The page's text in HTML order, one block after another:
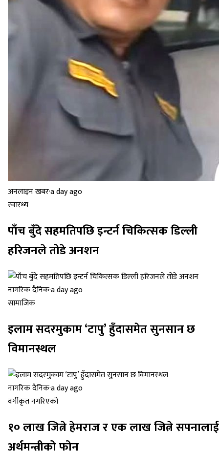
अनलाइन खबर·a day ago
स्वास्थ्य
पाँच बुँदे सहमतिपछि इन्टर्न चिकित्सक डिल्ली
हरिजनले तोडे अनशन
नागरिक दैनिक·a day ago
सामाजिक
इलाम सदरमुकाम ‘टापु’ हुँदासमेत सुनसान छ
विमानस्थल
नागरिक दैनिक·a day ago
वर्गीकृत नगरिएको
१० लाख जित्ने हेमराज र एक लाख जित्ने सपनालाई
अर्थमन्त्रीको फोन